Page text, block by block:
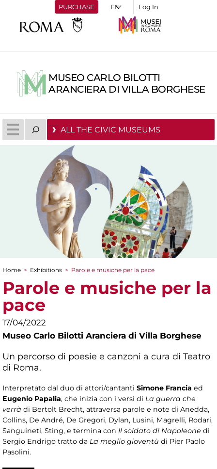
PURCHASE Log In
MUSEO CARLO BILOTTI
ARANCIERA DI VILLA BORGHESE
ALL THE CIVIC MUSEUMS
You are here
Home > Exhibitions > Parole e musiche per la pace
Parole e musiche per la
pace
17/04/2022
Museo Carlo Bilotti Aranciera di Villa Borghese
Un percorso di poesie e canzoni a cura di Teatro
di Roma.
Interpretato dal duo di attori/cantanti Simone Francia ed
Eugenio Papalia, che inizia con i versi di La guerra che
verrà di Bertolt Brecht, attraversa parole e note di Anedda,
Collins, De André, De Gregori, Dylan, Lusini, Magrelli, Rodari,
Sanguineti, Sting, e termina con Il soldato di Napoleone di
Sergio Endrigo tratto da La meglio gioventù di Pier Paolo
Pasolini.